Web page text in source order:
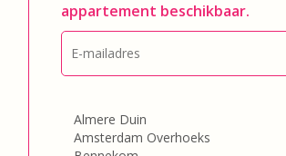
appartement beschikbaar.
E-
mailadres*